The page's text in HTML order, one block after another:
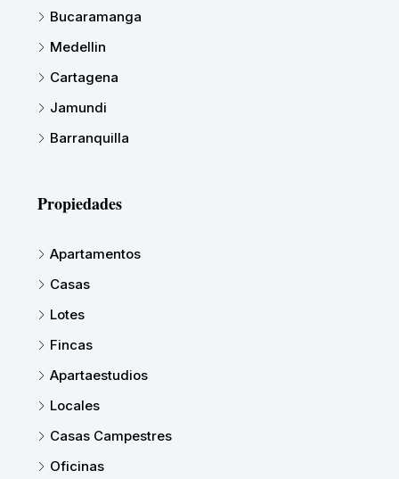
Bucaramanga
Medellin
Cartagena
Jamundi
Barranquilla
Propiedades
Apartamentos
Casas
Lotes
Fincas
Apartaestudios
Locales
Casas Campestres
Oficinas